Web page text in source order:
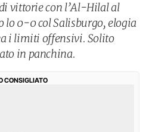
vittorie con l’Al-Hilal al
lo 0-0 col Salisburgo, elogia
i limiti offensivi. Solito
in panchina.
CONSIGLIATO